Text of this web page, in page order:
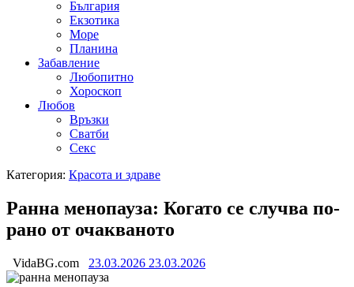
България
Екзотика
Море
Планина
Забавление
Любопитно
Хороскоп
Любов
Връзки
Сватби
Секс
Категория: Красота и здраве
Ранна менопауза: Когато се случва по-
рано от очакваното
VidaBG.com 23.03.2026 23.03.2026